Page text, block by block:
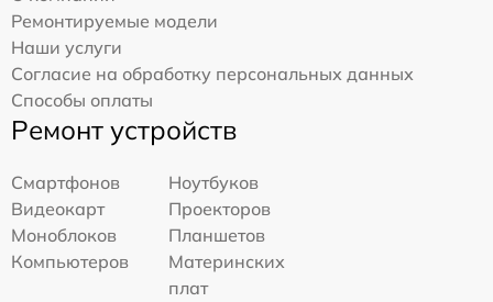
Ремонтируемые модели
Наши услуги
Согласие на обработку персональных данных
Способы оплаты
Ремонт устройств
Смартфонов
Ноутбуков
Видеокарт
Проекторов
Моноблоков
Планшетов
Компьютеров
Материнских
плат